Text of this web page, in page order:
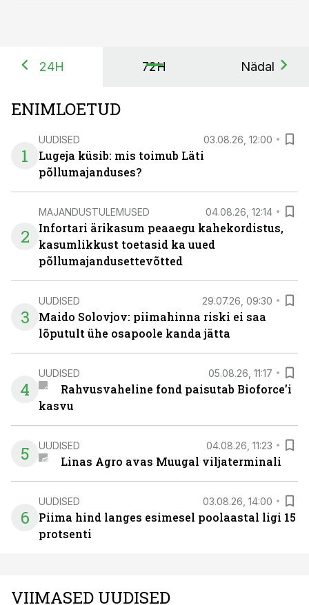
24H 72H Nädal
ENIMLOETUD
1
UUDISED 03.08.26, 12:00
Lugeja küsib: mis toimub Läti
põllumajanduses?
2
MAJANDUSTULEMUSED 04.08.26, 12:14
Infortari ärikasum peaaegu kahekordistus,
kasumlikkust toetasid ka uued
põllumajandusettevõtted
3
UUDISED 29.07.26, 09:30
Maido Solovjov: piimahinna riski ei saa
lõputult ühe osapoole kanda jätta
4
UUDISED 05.08.26, 11:17
Rahvusvaheline fond paisutab Bioforce’i
kasvu
5 UUDISED 04.08.26, 11:23
Linas Agro avas Muugal viljaterminali
6
UUDISED 03.08.26, 14:00
Piima hind langes esimesel poolaastal ligi 15
protsenti
VIIMASED UUDISED